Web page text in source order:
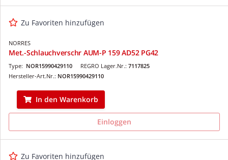
Zu Favoriten hinzufügen
NORRES
Met.-Schlauchverschr AUM-P 159 AD52 PG42
REGRO Lager.Nr.: 7117825
Type: NOR15990429110
Hersteller-Art.Nr.: NOR15990429110
In den Warenkorb
Einloggen
Zu Favoriten hinzufügen